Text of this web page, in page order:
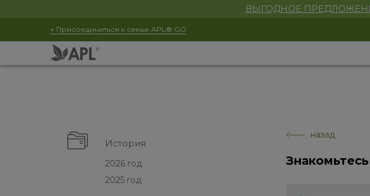
ВЫГОДНОЕ ПРЕДЛОЖЕНИЕ
+ Присоединиться к семье APL® GO
История
2026 год
2025 год
назад